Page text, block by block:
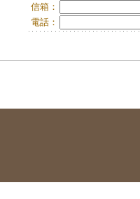
信箱：
電話：